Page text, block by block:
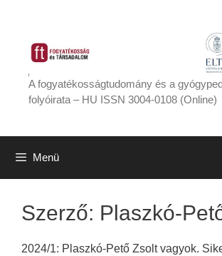
tartalomba
A fogyatékosságtudomány és a
folyóirata – HU ISSN 3004-0108 (Online)
Menü
Szerző: Plaszkó-
2024/1: Plaszkó-Pető Zsolt vagyok.